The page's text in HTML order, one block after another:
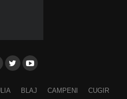
BLAJ CAMPENI
CUGIR